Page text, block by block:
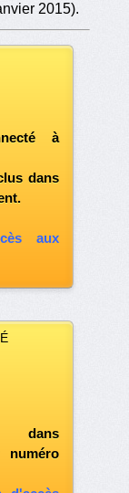
2015).
à
dans
aux
dans
numéro